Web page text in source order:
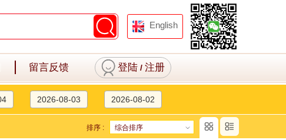
English
留言反馈 登陆 / 注册
2026-08-03 2026-08-02
排序 : 综合排序